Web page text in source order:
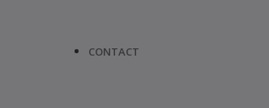
CONTACT